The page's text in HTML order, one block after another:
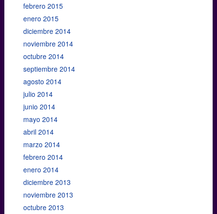
febrero 2015
enero 2015
diciembre 2014
noviembre 2014
octubre 2014
septiembre 2014
agosto 2014
julio 2014
junio 2014
mayo 2014
abril 2014
marzo 2014
febrero 2014
enero 2014
diciembre 2013
noviembre 2013
octubre 2013